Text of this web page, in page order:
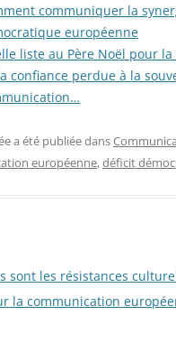
communiquer la
européenne
liste au Père Noël pour
confiance perdue à la
a été publiée dans
européenne,déficit
sont les résistances
la communication